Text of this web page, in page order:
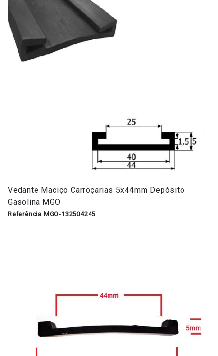
Vedante Maciço Carroçarias 5x44mm Depósito
Gasolina MGO
Referência MGO-132504245